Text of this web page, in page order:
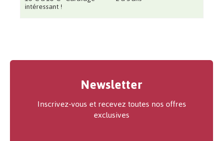
intéressant !
Newsletter
Inscrivez-vous et recevez toutes nos offres
exclusives